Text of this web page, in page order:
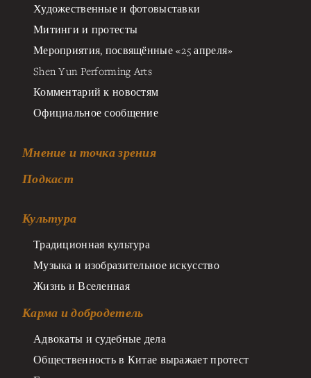
Художественные и фотовыставки
Митинги и протесты
Мероприятия, посвящённые «25 апреля»
Shen Yun Performing Arts
Комментарий к новостям
Официальное сообщение
Мнение и точка зрения
Подкаст
Культура
Традиционная культура
Музыка и изобразительное искусство
Жизнь и Вселенная
Карма и добродетель
Адвокаты и судебные дела
Общественность в Китае выражает протест